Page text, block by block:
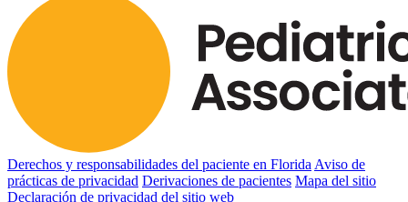
Derechos y responsabilidades del paciente en Florida Aviso de
prácticas de privacidad Derivaciones de pacientes Mapa del sitio
Declaración de privacidad del sitio web